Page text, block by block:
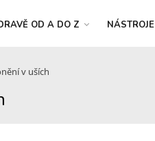
OD A DO Z NÁSTROJE
v uších